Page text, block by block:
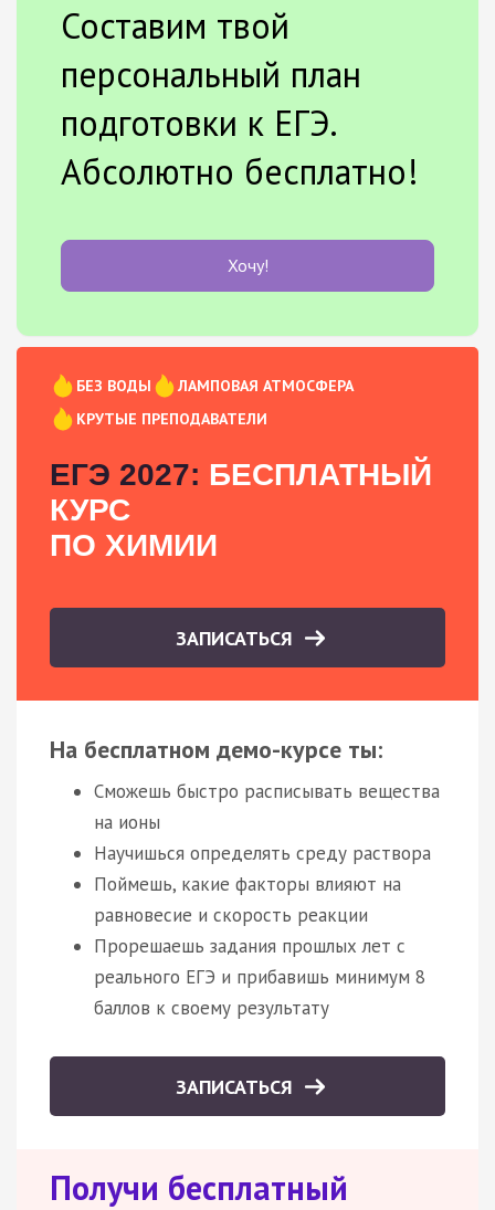
Составим твой
персональный план
подготовки к ЕГЭ.
Абсолютно бесплатно!
Хочу!
БЕЗ ВОДЫ
ЛАМПОВАЯ АТМОСФЕРА
КРУТЫЕ ПРЕПОДАВАТЕЛИ
ЕГЭ 2027: БЕСПЛАТНЫЙ
КУРС
ПО ХИМИИ
ЗАПИСАТЬСЯ
На бесплатном демо-курсе ты:
Сможешь быстро расписывать вещества
на ионы
Научишься определять среду раствора
Поймешь, какие факторы влияют на
равновесие и скорость реакции
Прорешаешь задания прошлых лет с
реального ЕГЭ и прибавишь минимум 8
баллов к своему результату
ЗАПИСАТЬСЯ
Получи бесплатный